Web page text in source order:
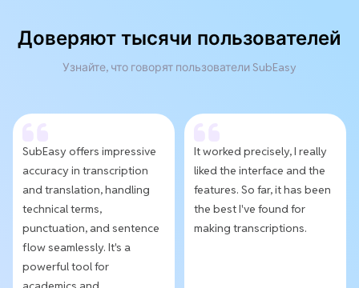
Доверяют тысячи пользователей
Узнайте, что говорят пользователи SubEasy
SubEasy offers impressive
accuracy in transcription
and translation, handling
technical terms,
punctuation, and sentence
flow seamlessly. It's a
powerful tool for
It worked precisely, I really
liked the interface and the
features. So far, it has been
the best I've found for
making transcriptions.